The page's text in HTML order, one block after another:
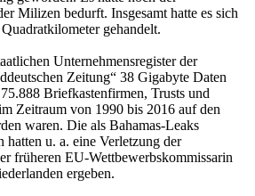
Milizen bedurft. Insgesamt hatte es sich
gehandelt.
Unternehmensregister der
Zeitung“ 38 Gigabyte Daten
Briefkastenfirmen, Trusts und
Zeitraum von 1990 bis 2016 auf den
waren. Die als Bahamas-Leaks
hatten u. a. eine Verletzung der
früheren EU-Wettbewerbskommissarin
ergeben.